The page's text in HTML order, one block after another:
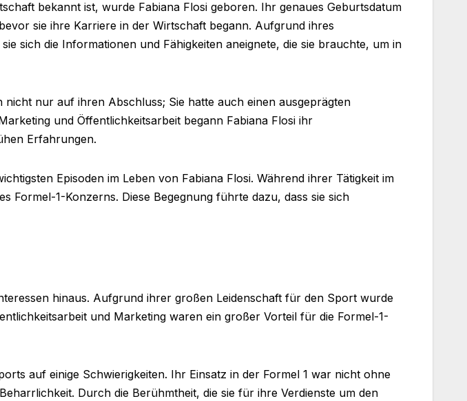
bekannt ist, wurde Fabiana Flosi geboren. Ihr genaues Geburtsdatum
sie ihre Karriere in der Wirtschaft begann. Aufgrund ihres
sich die Informationen und Fähigkeiten aneignete, die sie brauchte, um in
nur auf ihren Abschluss; Sie hatte auch einen ausgeprägten
und Öffentlichkeitsarbeit begann Fabiana Flosi ihr
Erfahrungen.
Episoden im Leben von Fabiana Flosi. Während ihrer Tätigkeit im
Formel-1-Konzerns. Diese Begegnung führte dazu, dass sie sich
hinaus. Aufgrund ihrer großen Leidenschaft für den Sport wurde
und Marketing waren ein großer Vorteil für die Formel-1-
auf einige Schwierigkeiten. Ihr Einsatz in der Formel 1 war nicht ohne
Durch die Berühmtheit, die sie für ihre Verdienste um den